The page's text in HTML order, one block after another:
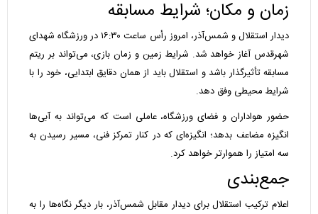
زمان و مکان؛ شرایط مسابقه
دیدار استقلال و شمس‌آذر، امروز رأس ساعت ۱۶:۳۰ در ورزشگاه شهدای
شهرقدس آغاز خواهد شد. شرایط زمین و زمان بازی، می‌تواند بر ریتم
مسابقه تأثیرگذار باشد و استقلال باید از همان دقایق ابتدایی، خود را با
شرایط محیطی وفق دهد.
حضور هواداران و فضای ورزشگاه، عاملی است که می‌تواند به آبی‌ها
انگیزه مضاعف بدهد؛ انگیزه‌ای که در کنار تمرکز فنی، مسیر رسیدن به
سه امتیاز را هموارتر خواهد کرد.
جمع‌بندی
اعلام ترکیب استقلال برای دیدار مقابل شمس‌آذر، بار دیگر نگاه‌ها را به